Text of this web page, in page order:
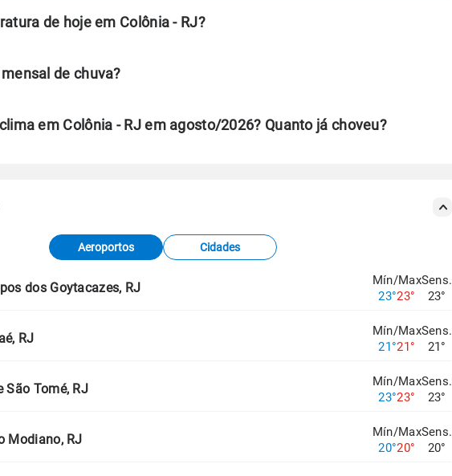
de hoje em Colônia - RJ?
de chuva?
em Colônia - RJ em agosto/2026? Quanto já choveu?
Climáticos (CPTEC).
Aeroportos Cidades
dos Goytacazes, RJ
Mín/Max
23°23°
Sens.
23°
RJ
Mín/Max
21°21°
Sens.
21°
São Tomé, RJ
Mín/Max
23°23°
Sens.
23°
Modiano, RJ
Mín/Max
20°20°
Sens.
20°